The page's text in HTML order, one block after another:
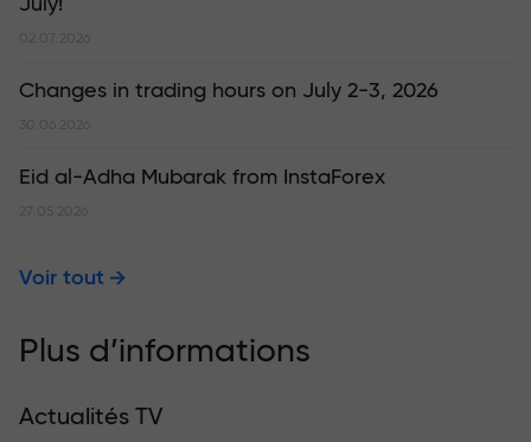
July!
02.07.2026
Changes in trading hours on July 2-3, 2026
30.06.2026
Eid al-Adha Mubarak from InstaForex
27.05.2026
Voir tout
Plus d’informations
Actualités TV